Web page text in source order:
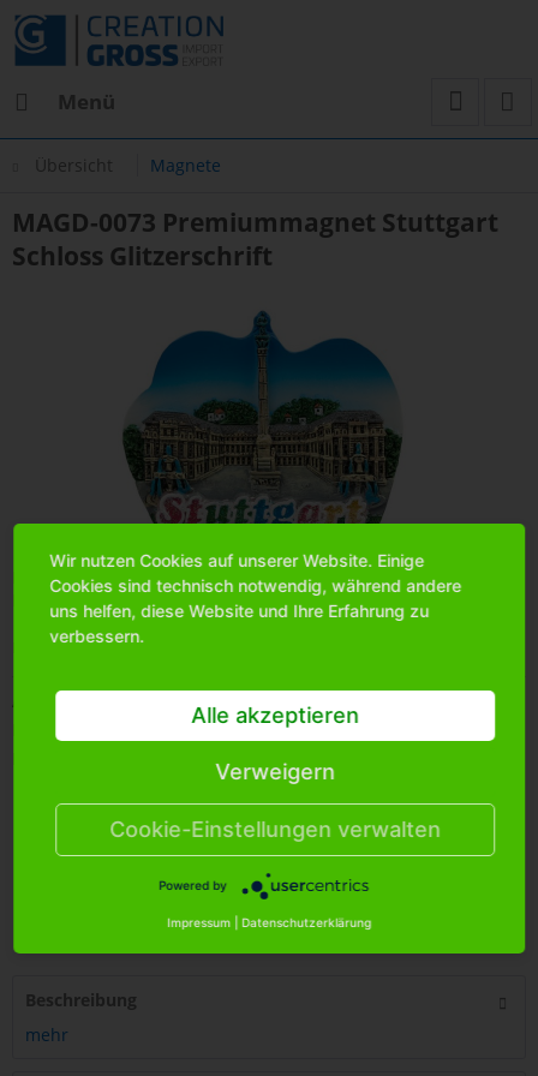
Menü
Übersicht Magnete
MAGD-0073 Premiummagnet Stuttgart
Schloss Glitzerschrift
Bittemelden Sie sich an, um mehr Informationen über das
Produkt zu erhalten.
Merken
Artikel-Nr.:
1248
288
250255 468605
Beschreibung
mehr
Wir nutzen Cookies auf unserer Website. Einige
Cookies sind technisch notwendig, während andere
uns helfen, diese Website und Ihre Erfahrung zu
verbessern.
Alle akzeptieren
Verweigern
Cookie-Einstellungen verwalten
Powered by
Impressum Datenschutzerklärung